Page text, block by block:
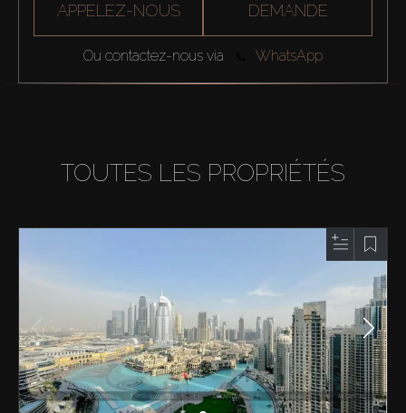
APPELEZ-NOUS DEMANDE
Ou contactez-nous via WhatsApp
TOUTES LES PROPRIÉTÉS